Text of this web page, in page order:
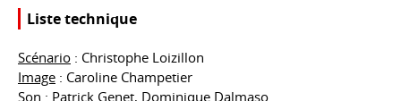
Liste technique
Scénario : Christophe Loizillon
Image : Caroline Champetier
Son : Patrick Genet, Dominique Dalmaso